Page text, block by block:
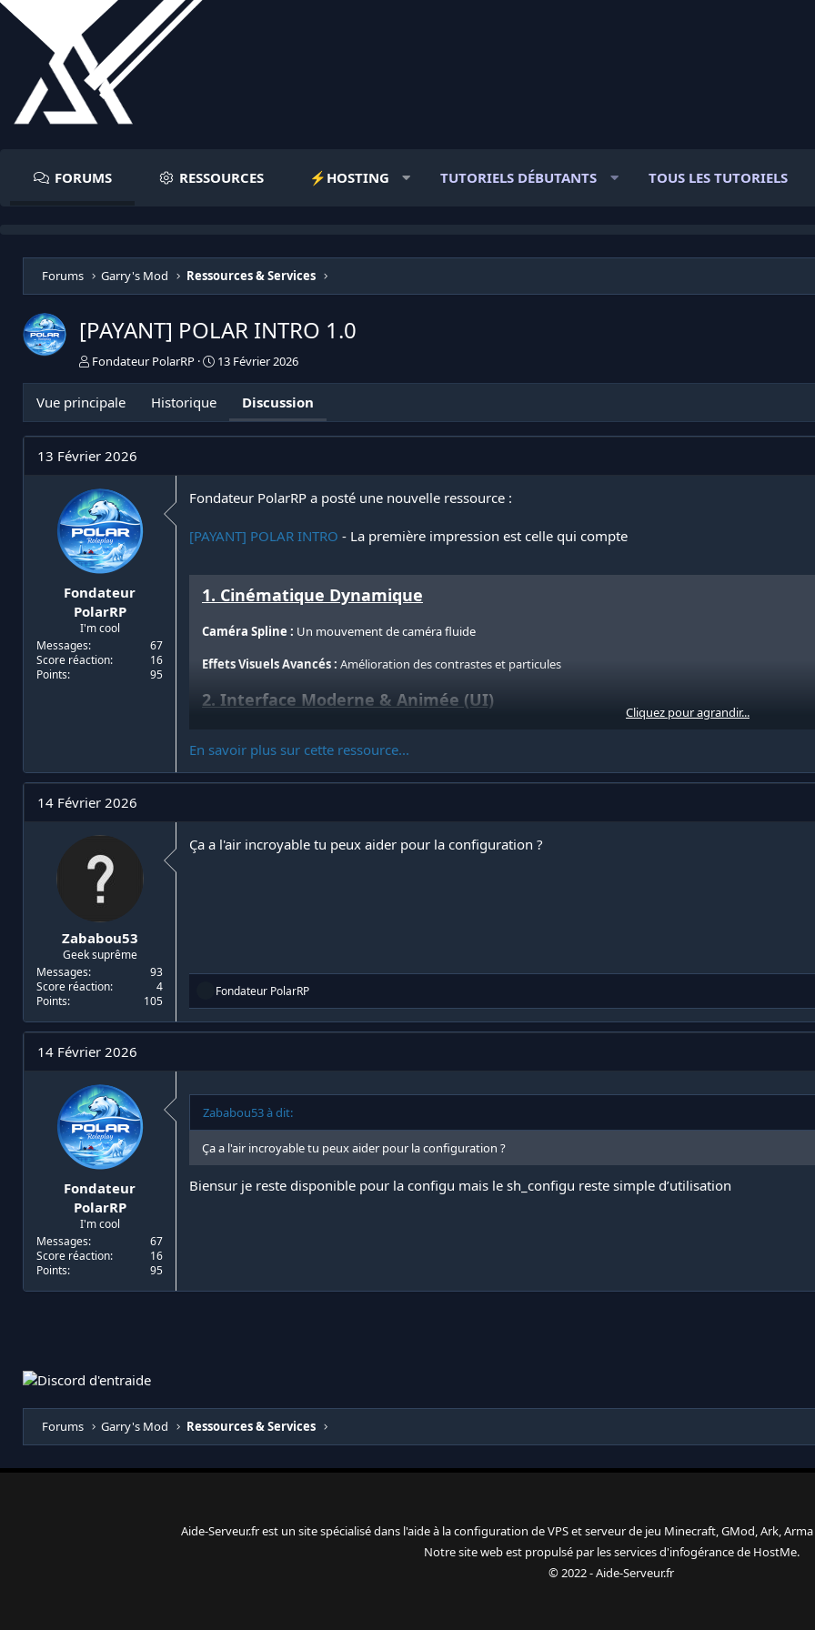
FORUMS RESSOURCES ⚡️HOSTING TUTORIELS DÉBUTANTS TOUS LES TUTORIELS
Forums Garry's Mod Ressources & Services
[PAYANT] POLAR INTRO 1.0
I
t
i
a
t
u
r
d
e
l
a
d
i
s
u
Fondateur PolarRP
D
d
e
b
u
13 Février 2026
Vue principale Historique Discussion
13 Février 2026
Fondateur
PolarRP
I'm cool
Messages
67
Score réaction
16
Points
95
Fondateur PolarRP a posté une nouvelle ressource :
[PAYANT] POLAR INTRO - La première impression est celle qui compte
1. Cinématique Dynamique
Caméra Spline : Un mouvement de caméra fluide
Effets Visuels Avancés : Amélioration des contrastes et particules
2. Interface Moderne & Animée (UI)
Storytelling :Affichez des textes flottants synchronisés (Ex: "Bienvenue à Los Santos", "Une histoire unique")
Musique en...
Cliquez pour agrandir...
En savoir plus sur cette ressource...
14 Février 2026
Zababou53
Geek suprême
Messages
93
Score réaction
4
Points
105
Ça a l'air incroyable tu peux aider pour la configuration ?
R
a
c
n
s
:
Fondateur PolarRP
14 Février 2026
Fondateur
PolarRP
I'm cool
Messages
67
Score réaction
16
Points
95
Zababou53 à dit:
Ça a l'air incroyable tu peux aider pour la configuration ?
Biensur je reste disponible pour la configu mais le sh_configu reste simple d’utilisation
Forums Garry's Mod Ressources & Services
Aide-Serveur.fr est un site spécialisé dans l'aide à la configuration de VPS et serveur de jeu Minecraft, GMod, Ark,
Notre site web est propulsé par les services d'infogérancede HostMe.
© 2022 - Aide-Serveur.fr